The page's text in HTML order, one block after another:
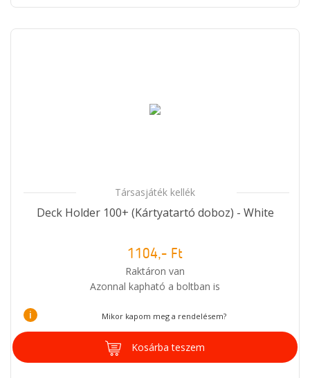
Társasjáték kellék
Deck Holder 100+ (Kártyatartó doboz) - White
1104,- Ft
Raktáron van
Azonnal kapható a boltban is
i Mikor kapom meg a rendelésem?
Kosárba teszem